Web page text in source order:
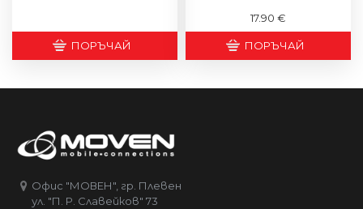
ПОРЪЧАЙ
17.90 €
ПОРЪЧАЙ
Офис "МОВЕН", гр. Плевен
ул. "П. Р. Славейков" 73